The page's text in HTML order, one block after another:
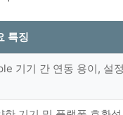
특징
기기 간 연동 용이, 설